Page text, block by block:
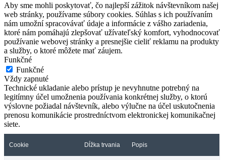
Aby sme mohli poskytovať, čo najlepší zážitok návštevníkom našej
web stránky, používame súbory cookies. Súhlas s ich používaním
nám umožní spracovávať údaje a informácie z vášho zariadenia,
ktoré nám pomáhajú zlepšovať užívateľský komfort, vyhodnocovať
používanie webovej stránky a presnejšie cieliť reklamu na produkty
a služby, o ktoré môžete mať záujem.
Funkčné
Funkčné
Vždy zapnuté
Technické ukladanie alebo prístup je nevyhnutne potrebný na
legitímny účel umožnenia používania konkrétnej služby, o ktorú
výslovne požiadal návštevník, alebo výlučne na účel uskutočnenia
prenosu komunikácie prostredníctvom elektronickej komunikačnej
siete.
Cookie Dĺžka trvania Popis